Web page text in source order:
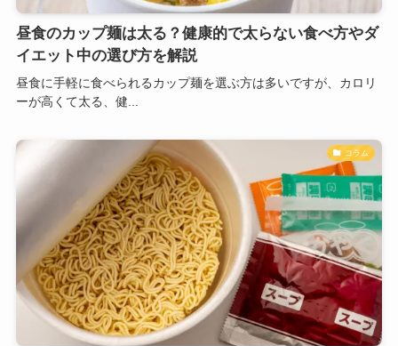
昼食のカップ麺は太る？健康的で太らない食べ方やダ
イエット中の選び方を解説
昼食に手軽に食べられるカップ麺を選ぶ方は多いですが、カロリ
ーが高くて太る、健...
コラム